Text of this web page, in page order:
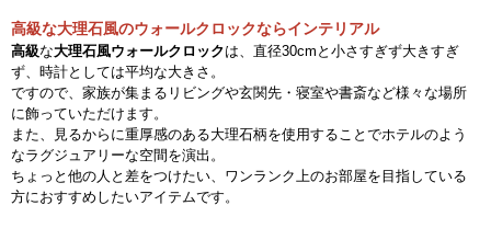
高級な大理石風のウォールクロックならインテリアル
高級な大理石風ウォールクロックは、直径30cmと小さすぎず大きすぎ
ず、時計としては平均な大きさ。
ですので、家族が集まるリビングや玄関先・寝室や書斎など様々な場所
に飾っていただけます。
また、見るからに重厚感のある大理石柄を使用することでホテルのよう
なラグジュアリーな空間を演出。
ちょっと他の人と差をつけたい、ワンランク上のお部屋を目指している
方におすすめしたいアイテムです。